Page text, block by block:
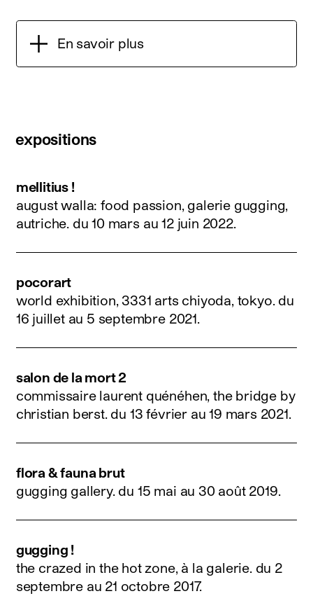
En savoir plus
expositions
mellitius !
august walla: food passion, galerie gugging,
autriche. du 10 mars au 12 juin 2022.
pocorart
world exhibition, 3331 arts chiyoda, tokyo. du
16 juillet au 5 septembre 2021.
salon de la mort 2
commissaire laurent quénéhen, the bridge by
christian berst. du 13 février au 19 mars 2021.
flora & fauna brut
gugging gallery. du 15 mai au 30 août 2019.
gugging !
the crazed in the hot zone, à la galerie. du 2
septembre au 21 octobre 2017.